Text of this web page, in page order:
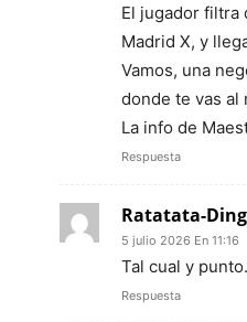
El jugador filtra
Madrid X, y
Vamos, una
donde te vas al
La info de
Respuesta
Ratatata-
5 julio 2026 En 11:16
Tal cual y punto.
Respuesta